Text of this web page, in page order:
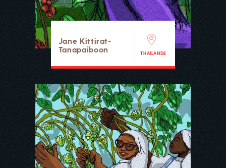
Jane Kittirat-
Tanapaiboon
THAILANDE